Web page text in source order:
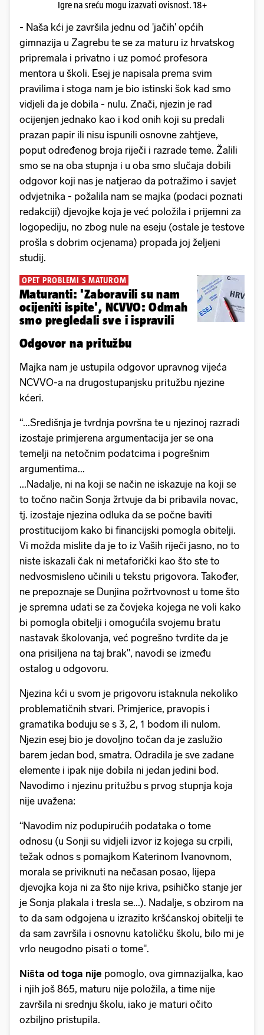
Igre na sreću mogu izazvati ovisnost. 18+
- Naša kći je završila jednu od 'jačih' općih
gimnazija u Zagrebu te se za maturu iz hrvatskog
pripremala i privatno i uz pomoć profesora
mentora u školi. Esej je napisala prema svim
pravilima i stoga nam je bio istinski šok kad smo
vidjeli da je dobila - nulu. Znači, njezin je rad
ocijenjen jednako kao i kod onih koji su predali
prazan papir ili nisu ispunili osnovne zahtjeve,
poput određenog broja riječi i razrade teme. Žalili
smo se na oba stupnja i u oba smo slučaja dobili
odgovor koji nas je natjerao da potražimo i savjet
odvjetnika - požalila nam se majka (podaci poznati
redakciji) djevojke koja je već položila i prijemni za
logopediju, no zbog nule na eseju (ostale je testove
prošla s dobrim ocjenama) propada joj željeni
studij.
OPET PROBLEMI S MATUROM
Maturanti: 'Zaboravili su nam
ocijeniti ispite', NCVVO: Odmah
smo pregledali sve i ispravili
Odgovor na pritužbu
Majka nam je ustupila odgovor upravnog vijeća
NCVVO-a na drugostupanjsku pritužbu njezine
kćeri.
“...Središnja je tvrdnja površna te u njezinoj razradi
izostaje primjerena argumentacija jer se ona
temelji na netočnim podatcima i pogrešnim
argumentima...
...Nadalje, ni na koji se način ne iskazuje na koji se
to točno način Sonja žrtvuje da bi pribavila novac,
tj. izostaje njezina odluka da se počne baviti
prostitucijom kako bi financijski pomogla obitelji.
Vi možda mislite da je to iz Vaših riječi jasno, no to
niste iskazali čak ni metaforički kao što ste to
nedvosmisleno učinili u tekstu prigovora. Također,
ne prepoznaje se Dunjina požrtvovnost u tome što
je spremna udati se za čovjeka kojega ne voli kako
bi pomogla obitelji i omogućila svojemu bratu
nastavak školovanja, već pogrešno tvrdite da je
ona prisiljena na taj brak", navodi se između
ostalog u odgovoru.
Njezina kći u svom je prigovoru istaknula nekoliko
problematičnih stvari. Primjerice, pravopis i
gramatika boduju se s 3, 2, 1 bodom ili nulom.
Njezin esej bio je dovoljno točan da je zaslužio
barem jedan bod, smatra. Odradila je sve zadane
elemente i ipak nije dobila ni jedan jedini bod.
Navodimo i njezinu pritužbu s prvog stupnja koja
nije uvažena:
“Navodim niz podupirućih podataka o tome
odnosu (u Sonji su vidjeli izvor iz kojega su crpili,
težak odnos s pomajkom Katerinom Ivanovnom,
morala se priviknuti na nečasan posao, lijepa
djevojka koja ni za što nije kriva, psihičko stanje jer
je Sonja plakala i tresla se...). Nadalje, s obzirom na
to da sam odgojena u izrazito kršćanskoj obitelji te
da sam završila i osnovnu katoličku školu, bilo mi je
vrlo neugodno pisati o tome".
Ništa od toga nije pomoglo, ova gimnazijalka, kao
i njih još 865, maturu nije položila, a time nije
završila ni srednju školu, iako je maturi očito
ozbiljno pristupila.